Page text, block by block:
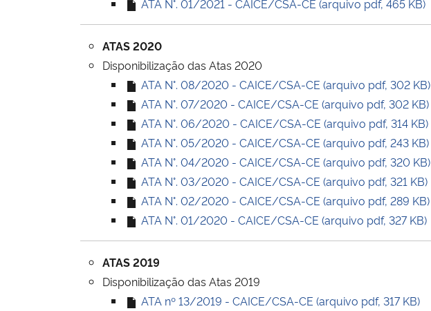
ATA N°. 01/2021 - CAICE/CSA-CE (arquivo pdf, 465 KB)
ATAS 2020
Disponibilização das Atas 2020
ATA N°. 08/2020 - CAICE/CSA-CE (arquivo pdf, 302 KB)
ATA N°. 07/2020 - CAICE/CSA-CE (arquivo pdf, 302 KB)
ATA N°. 06/2020 - CAICE/CSA-CE (arquivo pdf, 314 KB)
ATA N°. 05/2020 - CAICE/CSA-CE (arquivo pdf, 243 KB)
ATA N°. 04/2020 - CAICE/CSA-CE (arquivo pdf, 320 KB)
ATA N°. 03/2020 - CAICE/CSA-CE (arquivo pdf, 321 KB)
ATA N°. 02/2020 - CAICE/CSA-CE (arquivo pdf, 289 KB)
ATA N°. 01/2020 - CAICE/CSA-CE (arquivo pdf, 327 KB)
ATAS 2019
Disponibilização das Atas 2019
ATA nº 13/2019 - CAICE/CSA-CE (arquivo pdf, 317 KB)